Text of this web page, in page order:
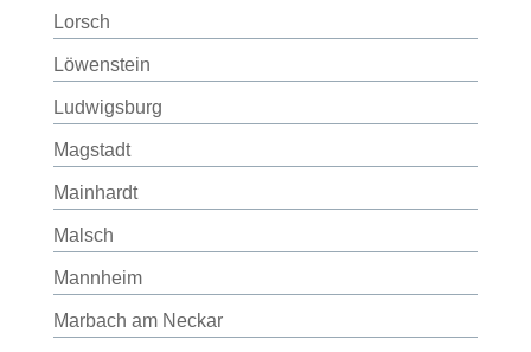
Lorsch
Löwenstein
Ludwigsburg
Magstadt
Mainhardt
Malsch
Mannheim
Marbach am Neckar